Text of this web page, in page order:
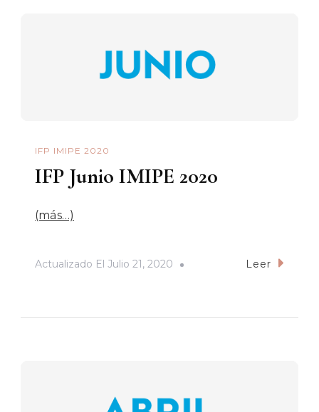
IFP IMIPE 2020
IFP Junio IMIPE 2020
(más…)
Actualizado El Julio 21, 2020 Leer